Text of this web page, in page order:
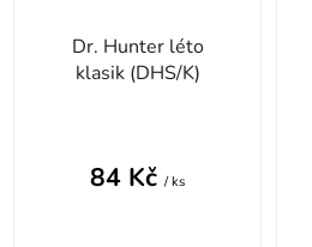
Dr. Hunter léto
klasik (DHS/K)
84 Kč / ks